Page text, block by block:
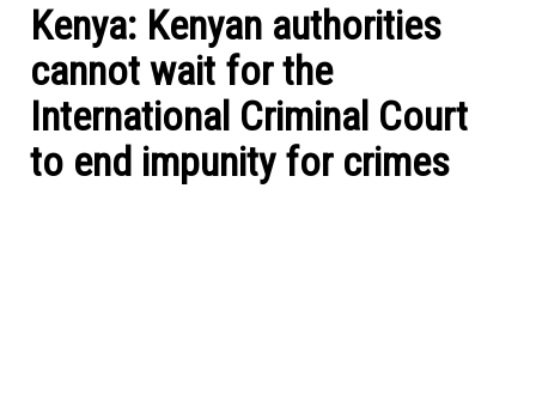
Kenya: Kenyan authorities
cannot wait for the
International Criminal Court
to end impunity for crimes